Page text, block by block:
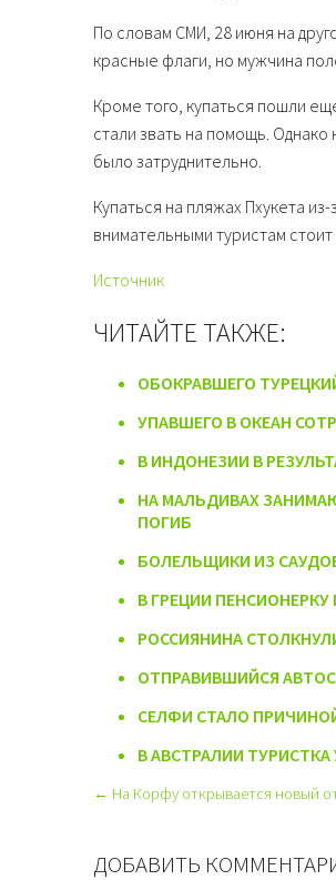
По словам СМИ, 28 июня на
красные флаги, но мужчина
Кроме того, купаться пошли
стали звать на помощь.
было затруднительно.
Купаться на пляжах Пхукета
внимательными туристам
Источник
ЧИТАЙТЕ ТАКЖЕ:
ОБОКРАВШЕГО
УПАВШЕГО В ОКЕАН
В ИНДОНЕЗИИ В
НА МАЛЬДИВАХ
ПОГИБ
БОЛЕЛЬЩИКИ ИЗ
В ГРЕЦИИ
РОССИЯНИНА
ОТПРАВИВШИЙСЯ
СЕЛФИ СТАЛО
В АВСТРАЛИИ
← На Корфу открывается новый
ДОБАВИТЬ